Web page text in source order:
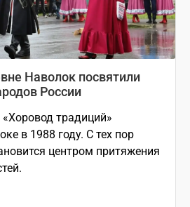
Наволок посвятили
России
традиций»
в 1988 году. С тех пор
центром притяжения